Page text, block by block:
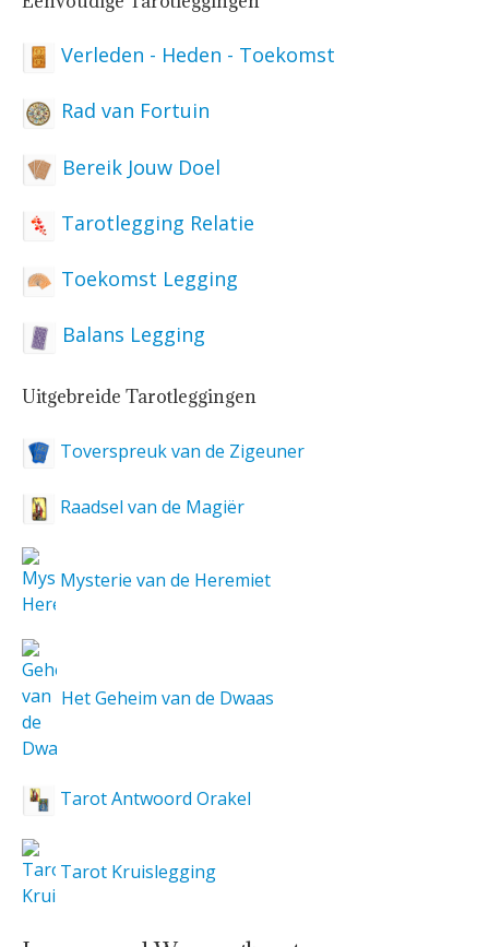
Verleden - Heden - Toekomst
Rad van Fortuin
Bereik Jouw Doel
Tarotlegging Relatie
Toekomst Legging
Balans Legging
Uitgebreide Tarotleggingen
Toverspreuk van de Zigeuner
Raadsel van de Magiër
Mysterie van de Heremiet
Het Geheim van de Dwaas
Tarot Antwoord Orakel
Tarot Kruislegging